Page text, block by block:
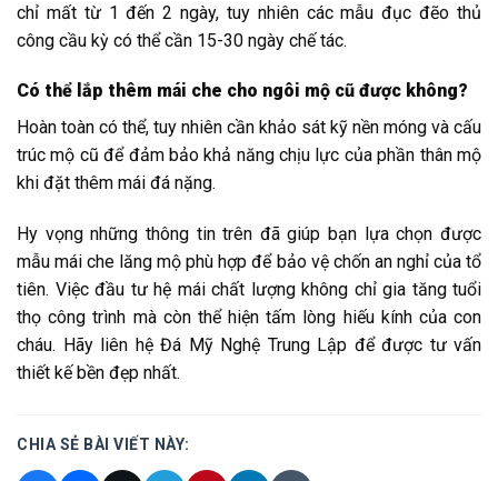
chỉ mất từ 1 đến 2 ngày, tuy nhiên các mẫu đục đẽo thủ
công cầu kỳ có thể cần 15-30 ngày chế tác.
Có thể lắp thêm mái che cho ngôi mộ cũ được không?
Hoàn toàn có thể, tuy nhiên cần khảo sát kỹ nền móng và cấu
trúc mộ cũ để đảm bảo khả năng chịu lực của phần thân mộ
khi đặt thêm mái đá nặng.
Hy vọng những thông tin trên đã giúp bạn lựa chọn được
mẫu mái che lăng mộ phù hợp để bảo vệ chốn an nghỉ của tổ
tiên. Việc đầu tư hệ mái chất lượng không chỉ gia tăng tuổi
thọ công trình mà còn thể hiện tấm lòng hiếu kính của con
cháu. Hãy liên hệ Đá Mỹ Nghệ Trung Lập để được tư vấn
thiết kế bền đẹp nhất.
CHIA SẺ BÀI VIẾT NÀY: